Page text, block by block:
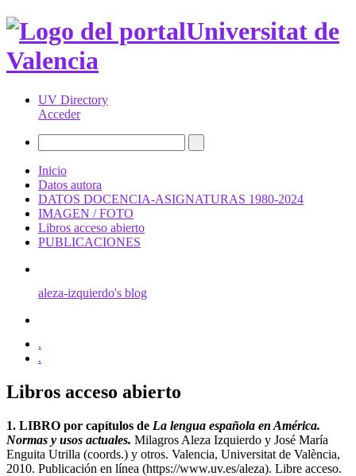
Universitat de
Valencia
UV Directory
Acceder
Inicio
Datos autora
DATOS DOCENCIA-ASIGNATURAS 1980-2024
IMAGEN / FOTO
Libros acceso abierto
PUBLICACIONES
aleza-izquierdo's blog
.
.
Libros acceso abierto
1. LIBRO por capítulos de La lengua española en América.
Normas y usos actuales. Milagros Aleza Izquierdo y José María
Enguita Utrilla (coords.) y otros. Valencia, Universitat de València,
2010. Publicación en línea (https://www.uv.es/aleza). Libre acceso.